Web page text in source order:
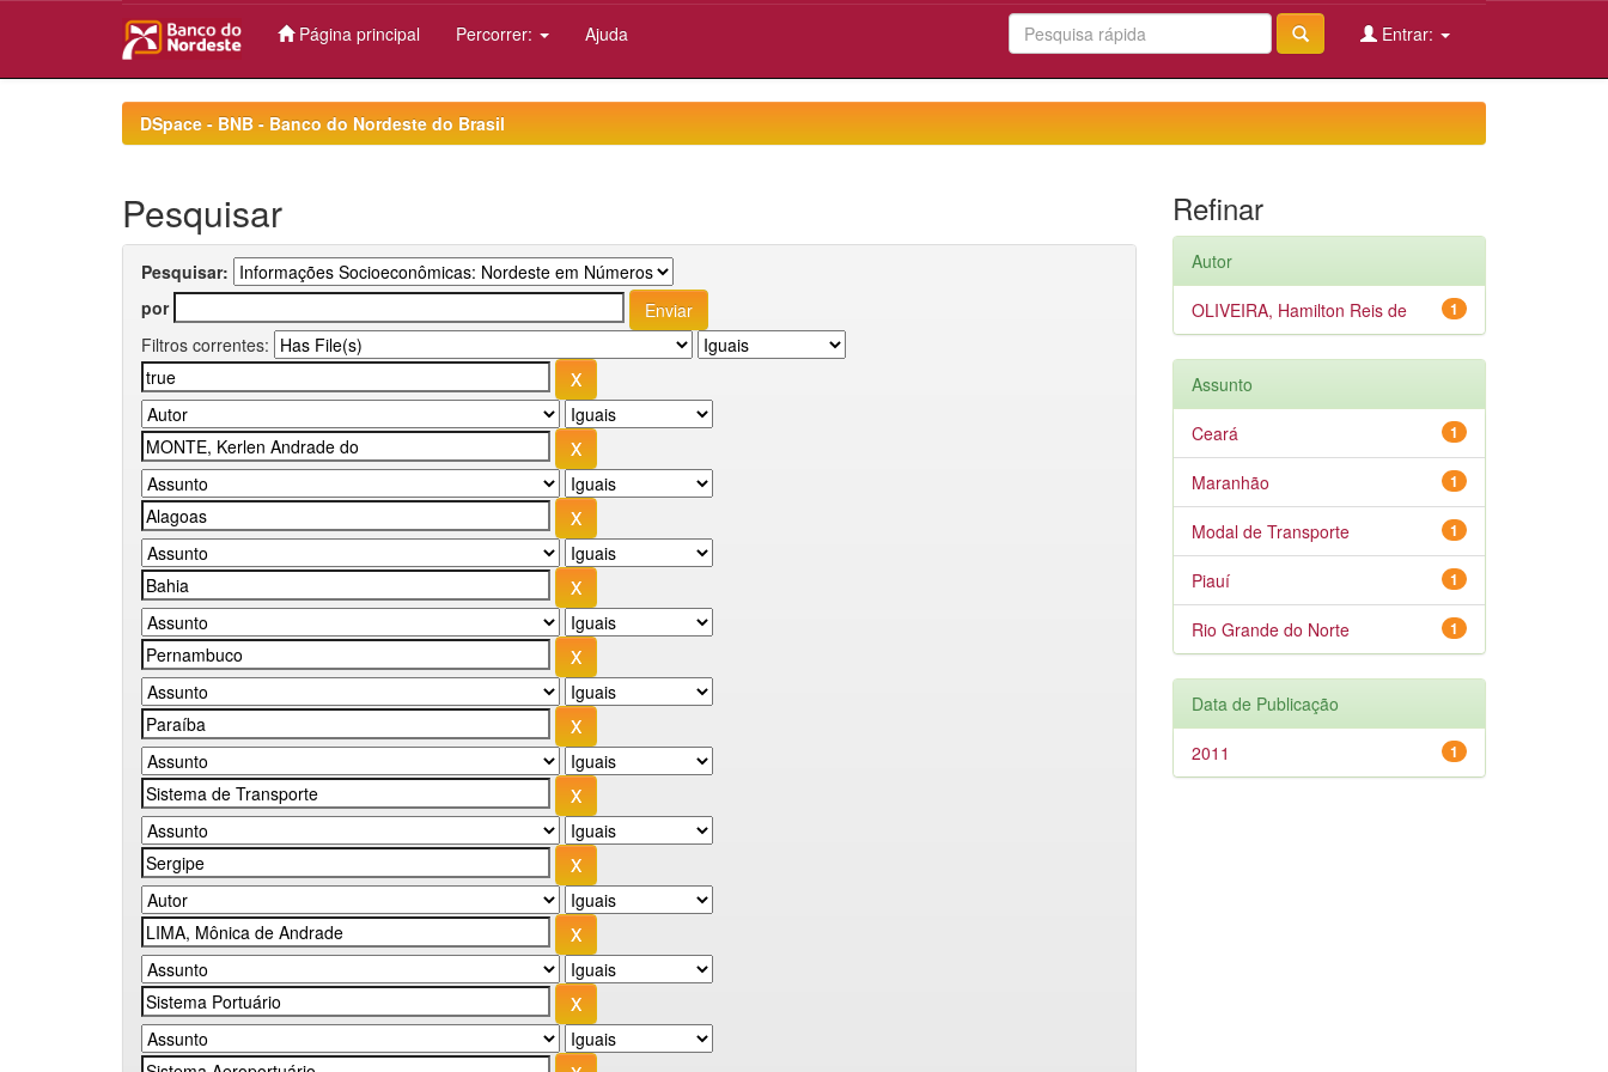
Página principal Percorrer: Ajuda Entrar:
DSpace - BNB - Banco do Nordeste do Brasil
Pesquisar
Pesquisar:
por
Filtros correntes:
Refinar
Autor
1
OLIVEIRA, Hamilton Reis de
Assunto
1
Ceará
1
Maranhão
1
Modal de Transporte
1
Piauí
1
Rio Grande do Norte
Data de Publicação
1
2011